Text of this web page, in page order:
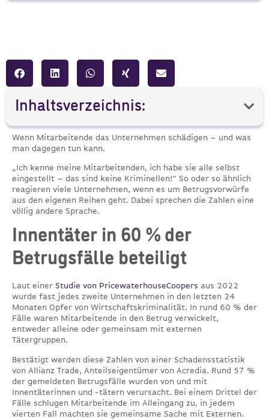
Wenn Mitarbeitende das Unternehmen schädigen – und was
man dagegen tun kann.
„Ich kenne meine Mitarbeitenden, ich habe sie alle selbst
eingestellt – das sind keine Kriminellen!“ So oder so ähnlich
reagieren viele Unternehmen, wenn es um Betrugsvorwürfe
aus den eigenen Reihen geht. Dabei sprechen die Zahlen eine
völlig andere Sprache.
Innentäter in 60 % der
Betrugsfälle beteiligt
Laut einer Studie von PricewaterhouseCoopers aus 2022
wurde fast jedes zweite Unternehmen in den letzten 24
Monaten Opfer von Wirtschaftskriminalität. In rund 60 % der
Fälle waren Mitarbeitende in den Betrug verwickelt,
entweder alleine oder gemeinsam mit externen
Tätergruppen.
Bestätigt werden diese Zahlen von einer Schadensstatistik
von Allianz Trade, Anteilseigentümer von Acredia. Rund 57 %
der gemeldeten Betrugsfälle wurden von und mit
Innentäterinnen und -tätern verursacht. Bei einem Drittel der
Fälle schlugen Mitarbeitende im Alleingang zu, in jedem
vierten Fall machten sie gemeinsame Sache mit Externen.
Inhaltsverzeichnis: